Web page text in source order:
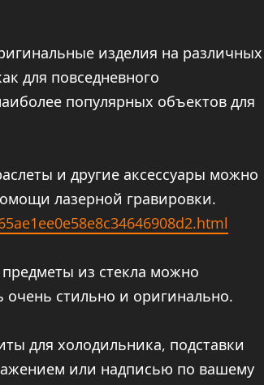
изделия на различных
для повседневного
популярных объектов для
и другие аксессуары можно
лазерной гравировки.
из стекла можно
очень стильно и оригинально.
для холодильника, подставки
или надписью по вашему